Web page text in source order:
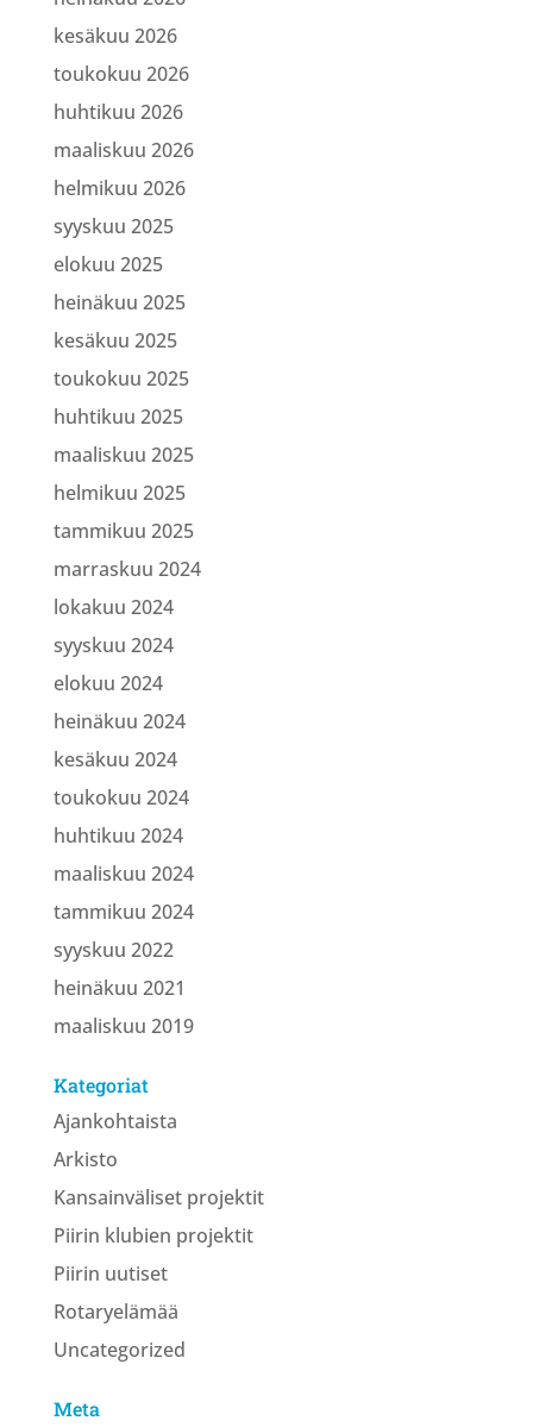
kesäkuu 2026
toukokuu 2026
huhtikuu 2026
maaliskuu 2026
helmikuu 2026
syyskuu 2025
elokuu 2025
heinäkuu 2025
kesäkuu 2025
toukokuu 2025
huhtikuu 2025
maaliskuu 2025
helmikuu 2025
tammikuu 2025
marraskuu 2024
lokakuu 2024
syyskuu 2024
elokuu 2024
heinäkuu 2024
kesäkuu 2024
toukokuu 2024
huhtikuu 2024
maaliskuu 2024
tammikuu 2024
syyskuu 2022
heinäkuu 2021
maaliskuu 2019
Kategoriat
Ajankohtaista
Arkisto
Kansainväliset projektit
Piirin klubien projektit
Piirin uutiset
Rotaryelämää
Uncategorized
Meta